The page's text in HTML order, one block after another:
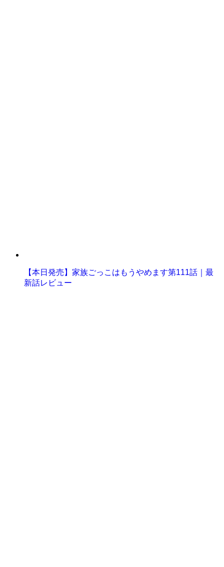
【本日発売】家族ごっこはもうやめます第111話｜最
新話レビュー